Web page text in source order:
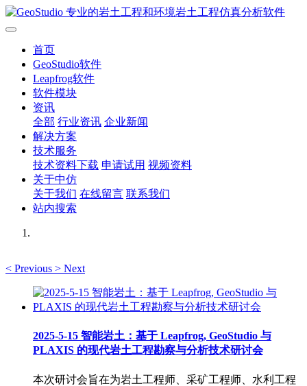
首页
GeoStudio软件
Leapfrog软件
软件模块
资讯
全部 行业资讯 企业新闻
解决方案
技术服务
技术资料下载 申请试用 视频资料
关于中仿
关于我们 在线留言 联系我们
站内搜索
< Previous > Next
2025-5-15 智能岩土：基于 Leapfrog, GeoStudio 与
PLAXIS 的现代岩土工程勘察与分析技术研讨会
本次研讨会旨在为岩土工程师、采矿工程师、水利工程